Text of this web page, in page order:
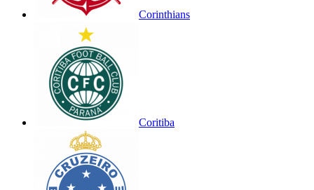
Corinthians
Coritiba